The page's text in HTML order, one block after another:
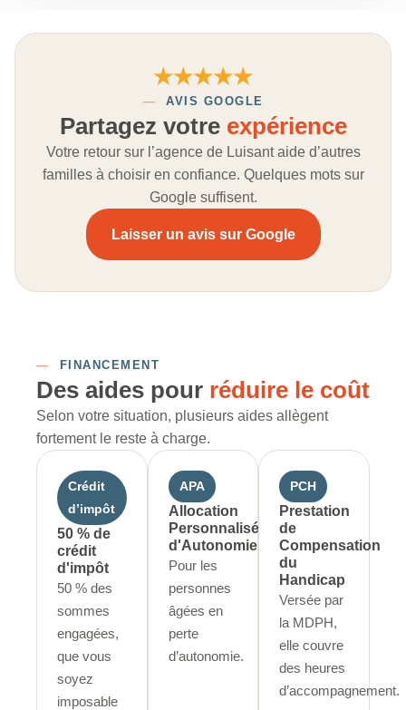
★★★★★
— AVIS GOOGLE
Partagez votre expérience
Votre retour sur l’agence de Luisant aide d’autres
familles à choisir en confiance. Quelques mots sur
Google suffisent.
Laisser un avis sur Google
— FINANCEMENT
Des aides pour réduire le coût
Selon votre situation, plusieurs aides allègent
fortement le reste à charge.
Crédit
d’impôt
50 % de
crédit
d'impôt
50 % des
sommes
engagées,
que vous
soyez
imposable
APA
Allocation
Personnalisée
d'Autonomie
Pour les
personnes
âgées en
perte
d’autonomie.
PCH
Prestation
de
Compensation
du
Handicap
Versée par
la MDPH,
elle couvre
des heures
d’accompagnement.